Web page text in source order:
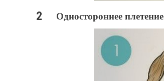
Одностороннее плетение